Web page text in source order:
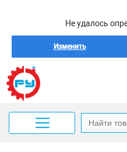
Не удалось
Изменить